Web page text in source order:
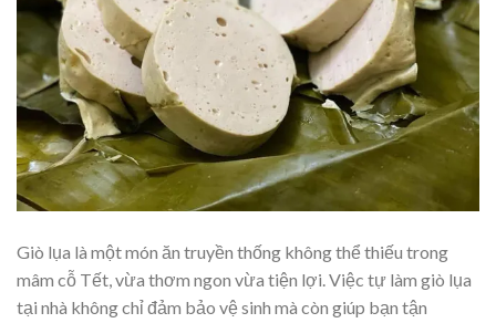
Giò lụa là một món ăn truyền thống không thể thiếu trong
mâm cỗ Tết, vừa thơm ngon vừa tiện lợi. Việc tự làm giò lụa
tại nhà không chỉ đảm bảo vệ sinh mà còn giúp bạn tận